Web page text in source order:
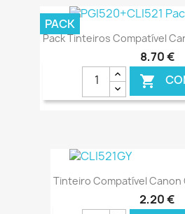
Pack Tinteiros Compatível
8,70 €

PACK
Tinteiro Compatível Canon
2,20 €